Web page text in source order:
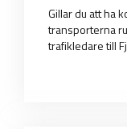
Gillar du att ha
transporterna
trafikledare till